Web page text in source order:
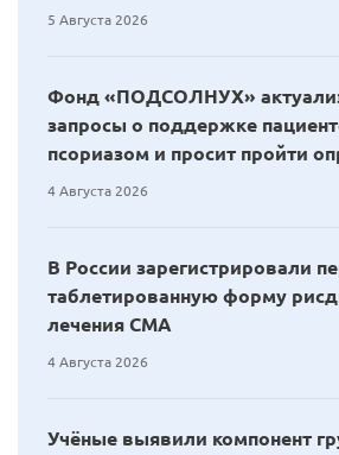
5 Августа 2026
Фонд «ПОДСОЛНУХ»
запросы о поддержке
псориазом и просит пройти
4 Августа 2026
В России зарегистрировали
таблетированную форму
лечения СМА
4 Августа 2026
Учёные выявили компонент